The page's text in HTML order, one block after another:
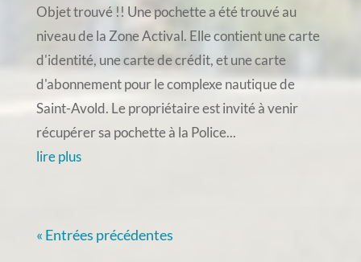
Objet trouvé !! Une pochette a été trouvé au
niveau de la Zone Actival. Elle contient une carte
d'identité, une carte de crédit, et une carte
d'abonnement pour le complexe nautique de
Saint-Avold. Le propriétaire est invité à venir
récupérer sa pochette à la Police...
lire plus
« Entrées précédentes